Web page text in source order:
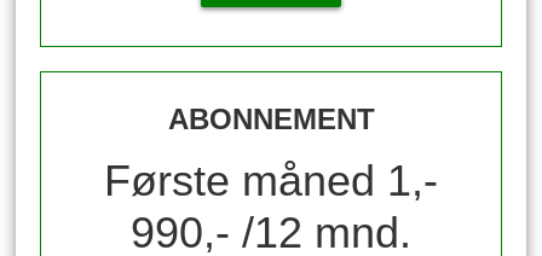
ABONNEMENT
Første måned 1,-
990,- /12 mnd.